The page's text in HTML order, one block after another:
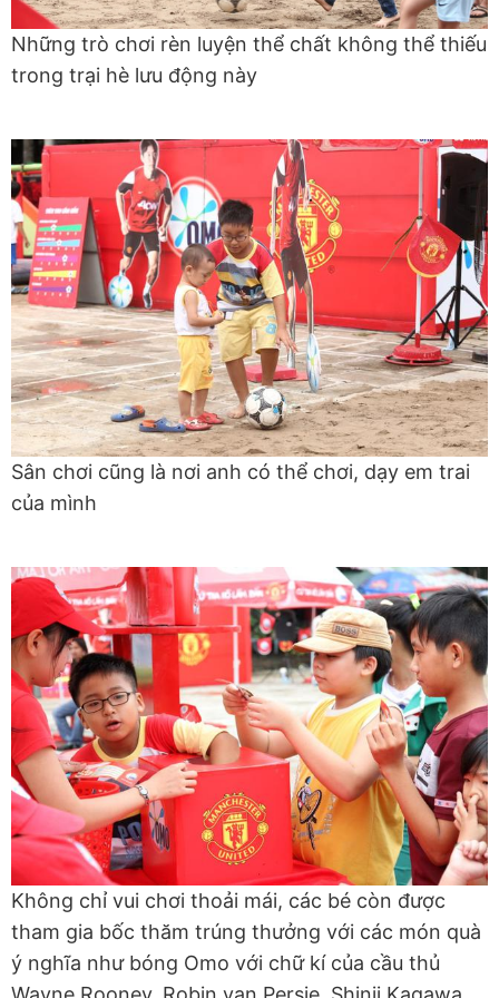
Những trò chơi rèn luyện thể chất không thể thiếu
trong trại hè lưu động này
Sân chơi cũng là nơi anh có thể chơi, dạy em trai
của mình
Không chỉ vui chơi thoải mái, các bé còn được
tham gia bốc thăm trúng thưởng với các món quà
ý nghĩa như bóng Omo với chữ kí của cầu thủ